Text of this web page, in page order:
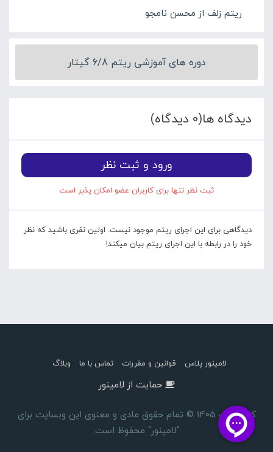
ریتم زلف از محسن نامجو
دوره های آموزشی ریتم 6/8 گیتار
دیدگاه ها(0 دیدگاه)
ورود و ثبت نظر
ثبت نظر تنها برای کاربران عضو امکان پذیر است
دیدگاهی برای این اجرای ریتم موجود نیست. اولین نفری باشید که نظر
خود را در رابطه با این اجرای ریتم بیان میکند!
لامینور پلاس قوانین و مقررات تماس با ما وبلاگ
حمایت از لامینور
کپی رایت 1405 © تمام حقوق مادی و معنوی این وبسایت برای
"لامینور" محفوظ است.